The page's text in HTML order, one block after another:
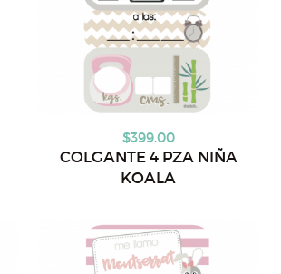
$399.00
COLGANTE 4 PZA NIÑA
KOALA